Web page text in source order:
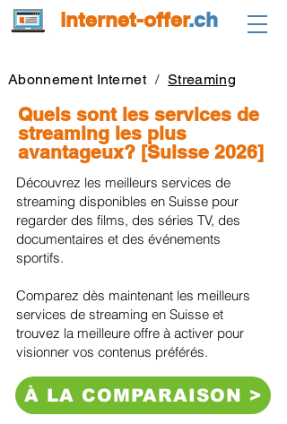
internet-offer.ch
Abonnement Internet / Streaming
Quels sont les services de
streaming les plus
avantageux? [Suisse 2026]
Découvrez les meilleurs services de
streaming disponibles en Suisse pour
regarder des films, des séries TV, des
documentaires et des événements
sportifs.
Comparez dès maintenant les meilleurs
services de streaming en Suisse et
trouvez la meilleure offre à activer pour
visionner vos contenus préférés.
À LA COMPARAISON >